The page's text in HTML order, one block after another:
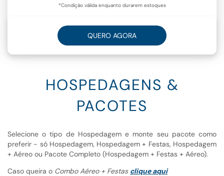
*Condição válida enquanto durarem estoques
QUERO AGORA
HOSPEDAGENS &
PACOTES
Selecione o tipo de Hospedagem e monte seu pacote como
preferir - só Hospedagem, Hospedagem + Festas, Hospedagem
+ Aéreo ou Pacote Completo (Hospedagem + Festas + Aéreo).
Caso queira o Combo Aéreo + Festas clique aqui